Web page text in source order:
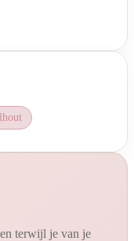
terwijl je van je